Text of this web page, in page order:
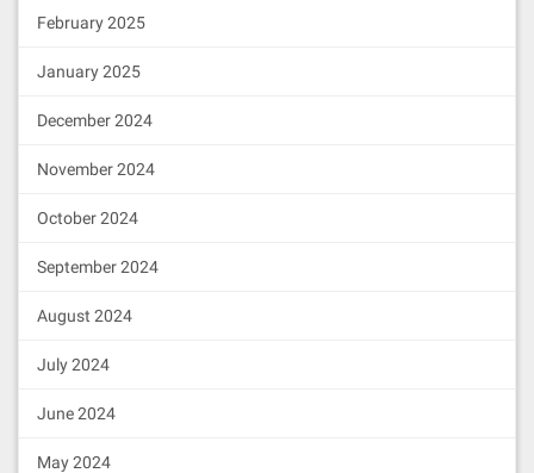
February 2025
January 2025
December 2024
November 2024
October 2024
September 2024
August 2024
July 2024
June 2024
May 2024